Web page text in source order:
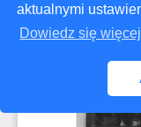
aktualnymi
Dowiedz się więcej